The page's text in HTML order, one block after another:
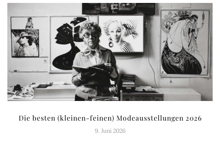
Die besten (kleinen-feinen) Modeausstellungen 2026
9. Juni 2026